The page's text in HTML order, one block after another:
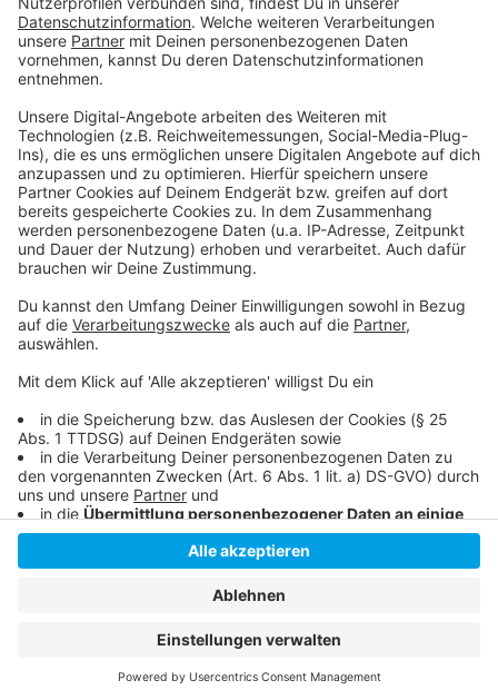
Weitere Infos und Links zum Thema:
Anzeige
Hier geht es zur Homepage der
Landeselternschaft NRW
Hier informiert das Land über die geänderten Lolli-
Test-Regelungen
Anzeige
Anzeige